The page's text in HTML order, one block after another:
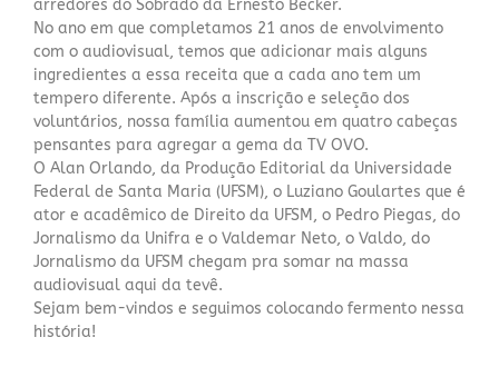
arredores do Sobrado da Ernesto Becker.
No ano em que completamos 21 anos de envolvimento
com o audiovisual, temos que adicionar mais alguns
ingredientes a essa receita que a cada ano tem um
tempero diferente. Após a inscrição e seleção dos
voluntários, nossa família aumentou em quatro cabeças
pensantes para agregar a gema da TV OVO.
O Alan Orlando, da Produção Editorial da Universidade
Federal de Santa Maria (UFSM), o Luziano Goulartes que é
ator e acadêmico de Direito da UFSM, o Pedro Piegas, do
Jornalismo da Unifra e o Valdemar Neto, o Valdo, do
Jornalismo da UFSM chegam pra somar na massa
audiovisual aqui da tevê.
Sejam bem-vindos e seguimos colocando fermento nessa
história!